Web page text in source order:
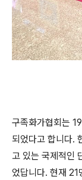
구족화가협회는
되었다고 합니다.
고 있는 국제적인
었답니다. 현재 21